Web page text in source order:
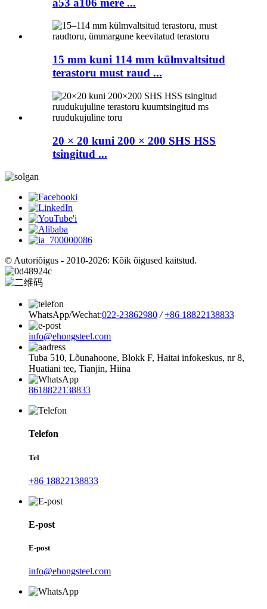
15 mm kuni 114 mm külmvaltsitud
terastoru must raud ...
20 × 20 kuni 200 × 200 SHS HSS
tsingitud ...
© Autoriõigus - 2010-2026: Kõik õigused kaitstud.
WhatsApp/Wechat:022-23862980 / +86 18822138833
info@ehongsteel.com
Tuba 510, Lõunahoone, Blokk F, Haitai infokeskus, nr 8,
Huatiani tee, Tianjin, Hiina
8618822138833
Telefon
Tel
+86 18822138833
E-post
E-post
info@ehongsteel.com